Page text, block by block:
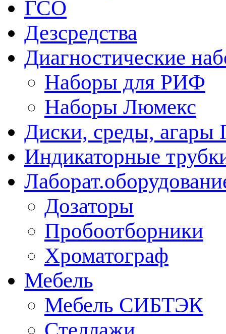
ГСО
Дезсредства
Диагностические
Наборы для РИФ
Наборы Люмекс
Диски, среды, агары
Индикаторные
Дозаторы
Пробоотборники
Хроматограф
Мебель
Мебель СИБТЭК